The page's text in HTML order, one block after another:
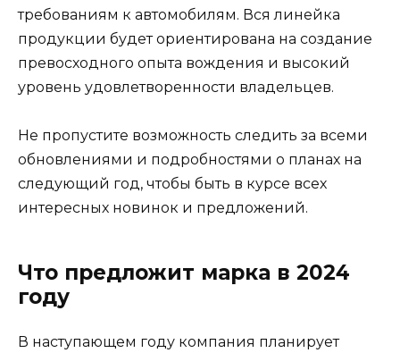
требованиям к автомобилям. Вся линейка
продукции будет ориентирована на создание
превосходного опыта вождения и высокий
уровень удовлетворенности владельцев.
Не пропустите возможность следить за всеми
обновлениями и подробностями о планах на
следующий год, чтобы быть в курсе всех
интересных новинок и предложений.
Что предложит марка в 2024
году
В наступающем году компания планирует